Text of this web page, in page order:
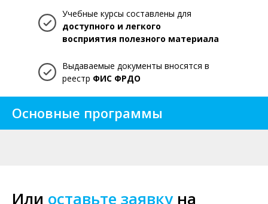
Учебные курсы составлены для
доступного и легкого
восприятия полезного материала
Выдаваемые документы вносятся в
реестр ФИС ФРДО
Основные программы
Или оставьте заявкуна